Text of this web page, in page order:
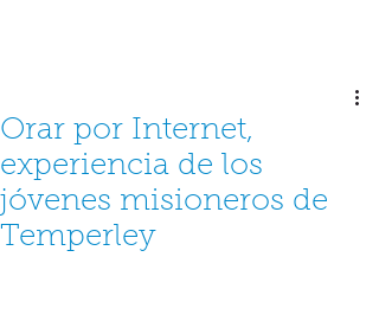
Orar por Internet,
experiencia de los
jóvenes misioneros de
Temperley